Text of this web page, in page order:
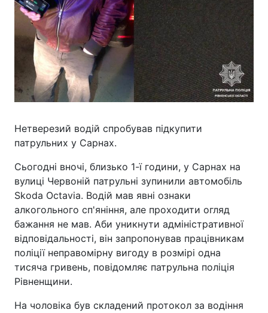
Нетверезий водій спробував підкупити
патрульних у Сарнах.
Сьогодні вночі, близько 1-ї години, у Сарнах на
вулиці Червоній патрульні зупинили автомобіль
Skoda Octavia. Водій мав явні ознаки
алкогольного сп'яніння, але проходити огляд
бажання не мав. Аби уникнути адміністративної
відповідальності, він запропонував працівникам
поліції неправомірну вигоду в розмірі одна
тисяча гривень, повідомляє патрульна поліція
Рівненщини.
На чоловіка був складений протокол за водіння